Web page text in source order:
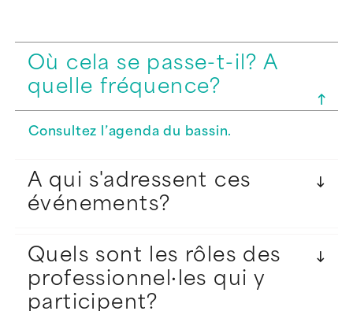
Où cela se passe-t-il? A
quelle fréquence?
Consultez l’agenda du bassin.
A qui s'adressent ces
événements?
Quels sont les rôles des
professionnel·les qui y
participent?